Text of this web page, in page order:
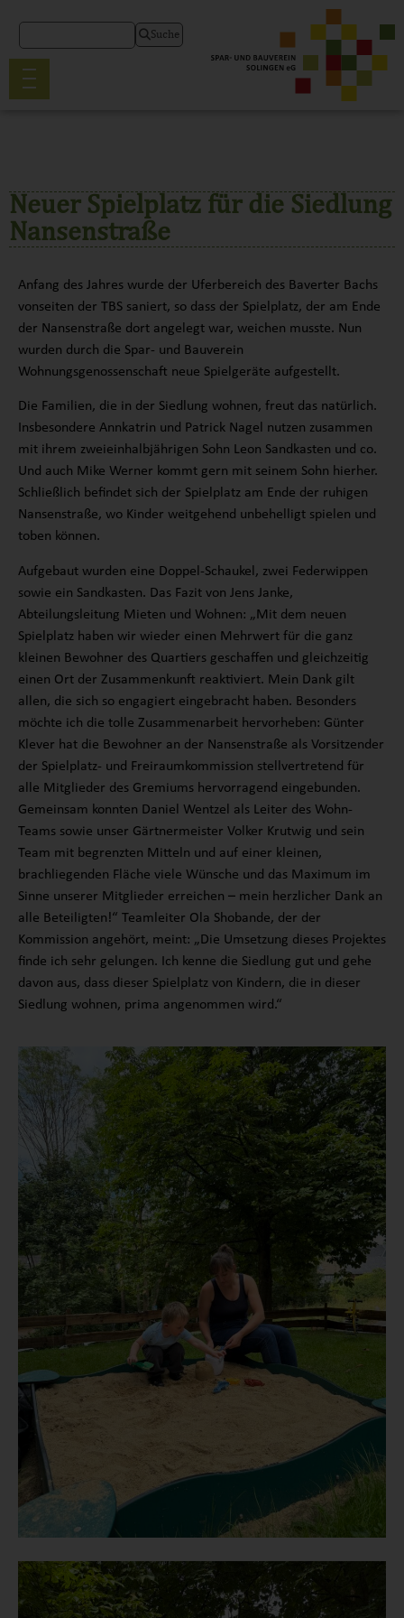
Suche
Neuer Spielplatz für die Siedlung
Nansenstraße
Anfang des Jahres wurde der Uferbereich des Baverter Bachs
vonseiten der TBS saniert, so dass der Spielplatz, der am Ende
der Nansenstraße dort angelegt war, weichen musste. Nun
wurden durch die Spar- und Bauverein
Wohnungsgenossenschaft neue Spielgeräte aufgestellt.
Die Familien, die in der Siedlung wohnen, freut das natürlich.
Insbesondere Annkatrin und Patrick Nagel nutzen zusammen
mit ihrem zweieinhalbjährigen Sohn Leon Sandkasten und co.
Und auch Mike Werner kommt gern mit seinem Sohn hierher.
Schließlich befindet sich der Spielplatz am Ende der ruhigen
Nansenstraße, wo Kinder weitgehend unbehelligt spielen und
toben können.
Aufgebaut wurden eine Doppel‐Schaukel, zwei Federwippen
sowie ein Sandkasten. Das Fazit von Jens Janke,
Abteilungsleitung Mieten und Wohnen: „Mit dem neuen
Spielplatz haben wir wieder einen Mehrwert für die ganz
kleinen Bewohner des Quartiers geschaffen und gleichzeitig
einen Ort der Zusammenkunft reaktiviert. Mein Dank gilt
allen, die sich so engagiert eingebracht haben. Besonders
möchte ich die tolle Zusammenarbeit hervorheben: Günter
Klever hat die Bewohner an der Nansenstraße als Vorsitzender
der Spielplatz- und Freiraumkommission stellvertretend für
alle Mitglieder des Gremiums hervorragend eingebunden.
Gemeinsam konnten Daniel Wentzel als Leiter des Wohn-
Teams sowie unser Gärtnermeister Volker Krutwig und sein
Team mit begrenzten Mitteln und auf einer kleinen,
brachliegenden Fläche viele Wünsche und das Maximum im
Sinne unserer Mitglieder erreichen – mein herzlicher Dank an
alle Beteiligten!“ Teamleiter Ola Shobande, der der
Kommission angehört, meint: „Die Umsetzung dieses Projektes
finde ich sehr gelungen. Ich kenne die Siedlung gut und gehe
davon aus, dass dieser Spielplatz von Kindern, die in dieser
Siedlung wohnen, prima angenommen wird.“